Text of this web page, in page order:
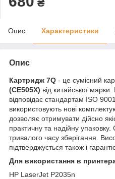
₴
Опис Характеристики
Опис
Картридж 7Q - це сумісний
(CE505X) від китайської
відповідає стандартам ISO
використовують нові
дозволяє отримувати дійсно
практичну та надійну
тривалого часу зберігання.
підтверджується також і
Для використання в
HP LaserJet P2035n